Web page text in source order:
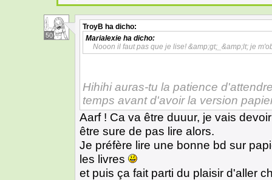
50
TroyB ha dicho:
Marialexie ha dicho:
Nooon il faut pas que je lise! &amp;gt;_&amp;lt; je
Hihihi auras-tu la patience
temps avant d'avoir la version
Aarf ! Ca va être duuur, je vais
être sure de pas lire alors.
Je préfère lire une bonne bd sur
les livres
et puis ça fait parti du plaisir d'aller